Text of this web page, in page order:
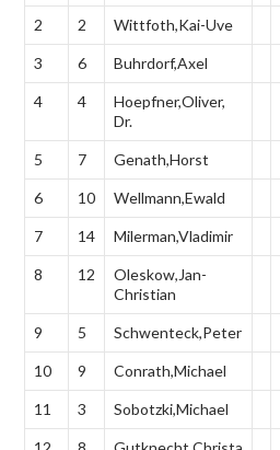
2 2 Wittfoth,Kai-Uve
3 6 Buhrdorf,Axel
4 4
Hoepfner,Oliver,
Dr.
5 7 Genath,Horst
6 10 Wellmann,Ewald
7 14 Milerman,Vladimir
8 12
Oleskow,Jan-
Christian
9 5 Schwenteck,Peter
10 9 Conrath,Michael
11 3 Sobotzki,Michael